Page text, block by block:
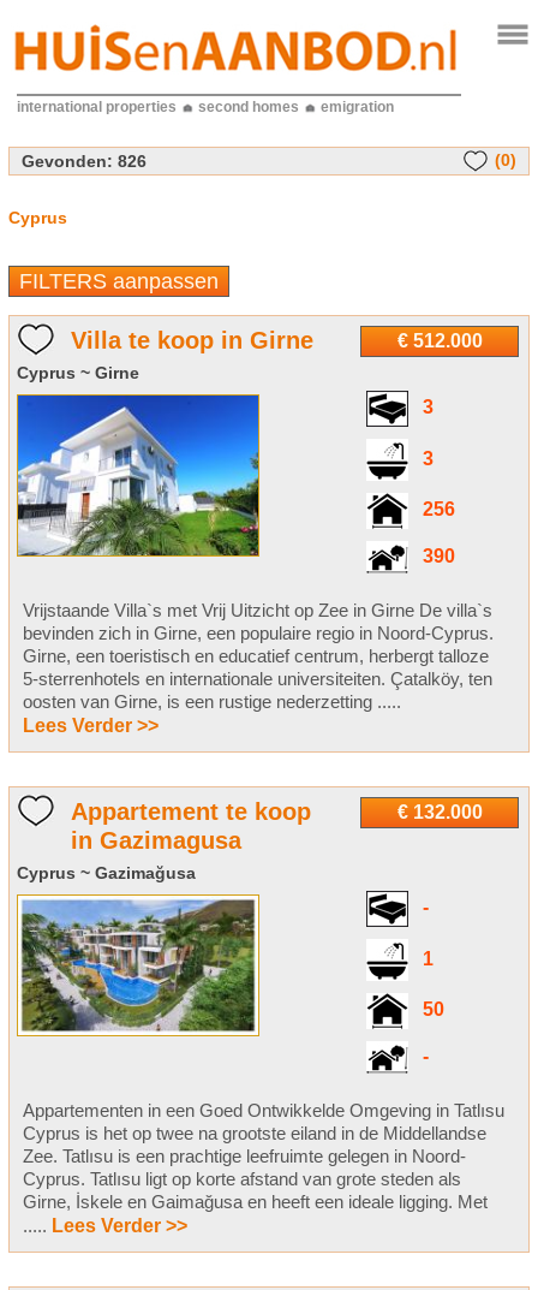
international properties second homes emigration
Gevonden: 826 (0)
Cyprus
FILTERS aanpassen
€ 512.000
Villa te koop in Girne
Cyprus ~ Girne
3
3
256
390
Vrijstaande Villa`s met Vrij Uitzicht op Zee in Girne De villa`s
bevinden zich in Girne, een populaire regio in Noord-Cyprus.
Girne, een toeristisch en educatief centrum, herbergt talloze
5-sterrenhotels en internationale universiteiten. Çatalköy, ten
oosten van Girne, is een rustige nederzetting .....
Lees Verder >>
€ 132.000
Appartement te koop
in Gazimagusa
Cyprus ~ Gazimağusa
-
1
50
-
Appartementen in een Goed Ontwikkelde Omgeving in Tatlısu
Cyprus is het op twee na grootste eiland in de Middellandse
Zee. Tatlısu is een prachtige leefruimte gelegen in Noord-
Cyprus. Tatlısu ligt op korte afstand van grote steden als
Girne, İskele en Gaimağusa en heeft een ideale ligging. Met
..... Lees Verder >>